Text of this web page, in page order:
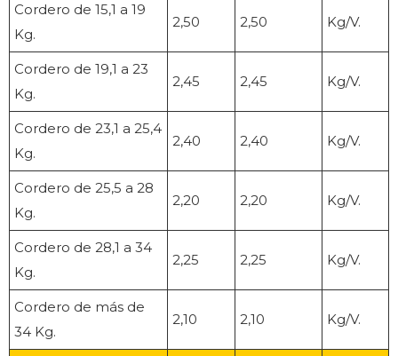
Cordero de 15,1 a 19
Kg.
2,50 2,50 Kg/V.
Cordero de 19,1 a 23
Kg.
2,45 2,45 Kg/V.
Cordero de 23,1 a 25,4
Kg.
2,40 2,40 Kg/V.
Cordero de 25,5 a 28
Kg.
2,20 2,20 Kg/V.
Cordero de 28,1 a 34
Kg.
2,25 2,25 Kg/V.
Cordero de más de
34 Kg.
2,10 2,10 Kg/V.